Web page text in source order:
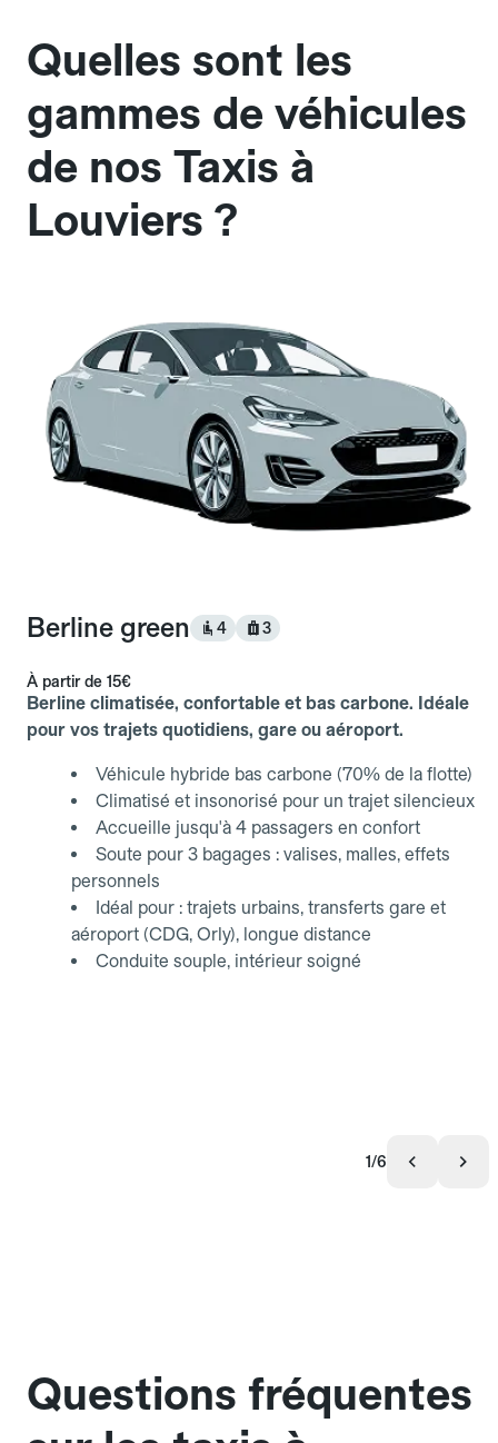
Quelles sont les
gammes de véhicules
de nos Taxis à
Louviers ?
Berline green 4 3
À partir de 15€
Berline climatisée, confortable et bas carbone. Idéale
pour vos trajets quotidiens, gare ou aéroport.
Véhicule hybride bas carbone (70% de la flotte)
Climatisé et insonorisé pour un trajet silencieux
Accueille jusqu'à 4 passagers en confort
Soute pour 3 bagages : valises, malles, effets
personnels
Idéal pour : trajets urbains, transferts gare et
aéroport (CDG, Orly), longue distance
Conduite souple, intérieur soigné
1/6
Questions fréquentes